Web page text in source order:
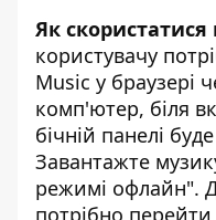
Як
користувачу
Music у браузері
комп'ютер, біля
бічній панелі
Завантажте
режимі офлайн".